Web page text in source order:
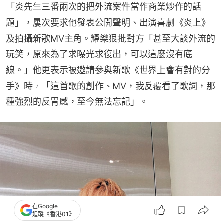
「炎先生三番兩次的把外流案件當作商業炒作的話
題」，屢次要求他發表公開聲明、出演喜劇《炎上》
及拍攝新歌MV主角。耀樂狠批對方「甚至大談外流的
玩笑，原來為了求曝光求復出，可以這麼沒有底
線。」他更表示被邀請參與新歌《世界上會有對的分
手》時，「這首歌的創作、MV，我反覆看了歌詞，那
種強烈的反胃感，至今無法忘記」。
在Google
追蹤《香港01》